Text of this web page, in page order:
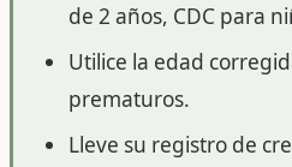
de 2 años, CDC para
Utilice la edad
prematuros.
Lleve su registro de